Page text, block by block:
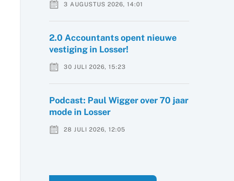
3 AUGUSTUS 2026, 14:01
2.0 Accountants opent nieuwe
vestiging in Losser!
30 JULI 2026, 15:23
Podcast: Paul Wigger over 70 jaar
mode in Losser
28 JULI 2026, 12:05